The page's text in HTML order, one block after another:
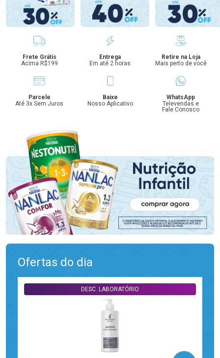
Benefícios
Frete Grátis
Acima R$199
Entrega
Em até 2 horas
Retire na Loja
Mais perto de você
Parcele
Até 3x Sem Juros
Baixe
Nosso Aplicativo
WhatsApp
Televendas e
Fale Conosco
Ofertas do dia
DESC. LABORATÓRIO